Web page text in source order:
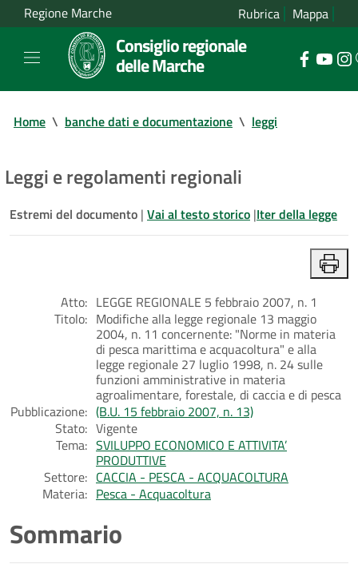
Regione Marche Rubrica Mappa
Consiglio regionale
delle Marche
Home \ banche dati e documentazione \ leggi
Leggi e regolamenti regionali
Estremi del documento | Vai al testo storico |Iter della legge
Atto: LEGGE REGIONALE 5 febbraio 2007, n. 1
Titolo: Modifiche alla legge regionale 13 maggio
2004, n. 11 concernente: "Norme in materia
di pesca marittima e acquacoltura" e alla
legge regionale 27 luglio 1998, n. 24 sulle
funzioni amministrative in materia
agroalimentare, forestale, di caccia e di pesca
Pubblicazione: (B.U. 15 febbraio 2007, n. 13)
Stato: Vigente
Tema: SVILUPPO ECONOMICO E ATTIVITA’
PRODUTTIVE
Settore: CACCIA - PESCA - ACQUACOLTURA
Materia: Pesca - Acquacoltura
Sommario